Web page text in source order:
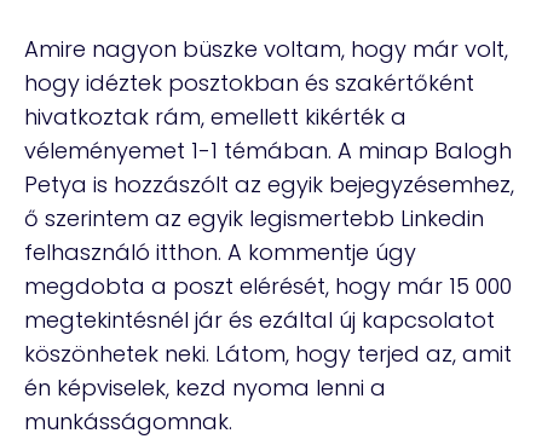
Amire nagyon büszke voltam, hogy már volt,
hogy idéztek posztokban és szakértőként
hivatkoztak rám, emellett kikérték a
véleményemet 1-1 témában. A minap Balogh
Petya is hozzászólt az egyik bejegyzésemhez,
ő szerintem az egyik legismertebb Linkedin
felhasználó itthon. A kommentje úgy
megdobta a poszt elérését, hogy már 15 000
megtekintésnél jár és ezáltal új kapcsolatot
köszönhetek neki. Látom, hogy terjed az, amit
én képviselek, kezd nyoma lenni a
munkásságomnak.